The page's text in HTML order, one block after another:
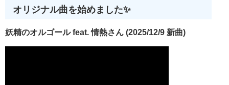
オリジナル曲を始めました✨
妖精のオルゴール feat. 情熱さん (2025/12/9 新曲)